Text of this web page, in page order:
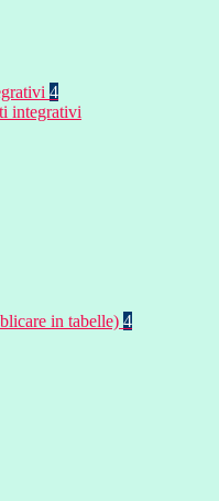
4
integrativi
in tabelle) 4